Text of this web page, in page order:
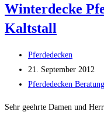
Offenstall
Winterdecke
Kaltstall
Beitrags-
Autor:
Pferdedecken
Beitrag
veröffentlicht:
21. September 2012
Beitrags-
Pferdedecken
Sehr geehrte Damen und